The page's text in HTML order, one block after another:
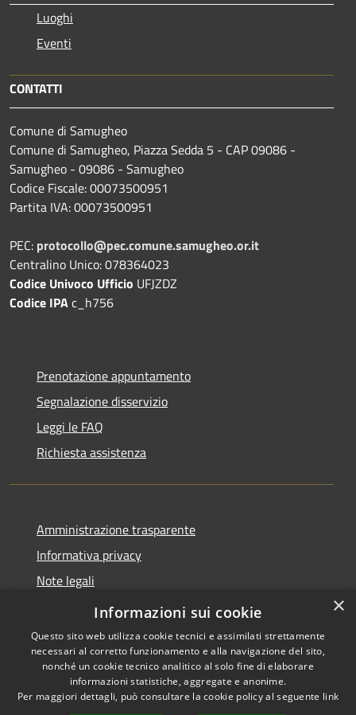
Luoghi
Eventi
CONTATTI
Comune di Samugheo
Comune di Samugheo, Piazza Sedda 5 - CAP 09086 -
Samugheo - 09086 - Samugheo
Codice Fiscale: 00073500951
Partita IVA: 00073500951
PEC: protocollo@pec.comune.samugheo.or.it
Centralino Unico: 078364023
Codice Univoco Ufficio UFJZDZ
Codice IPAc_h756
Prenotazione appuntamento
Segnalazione disservizio
Leggi le FAQ
Richiesta assistenza
Amministrazione trasparente
Informativa privacy
Note legali
Dichiarazione di accessibilità
Accessibilità
Copyright © 2026 • Comune di
Samugheo • Powered by
×
Informazioni sui cookie
Questo sito web utilizza cookie tecnici e assimilati strettamente
necessari al corretto funzionamento e alla navigazione del sito,
nonché un cookie tecnico analitico al solo fine di elaborare
informazioni statistiche, aggregate e anonime.
Per maggiori dettagli, può consultare la cookie policy al seguente link